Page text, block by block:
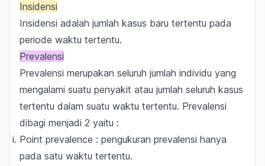
Insidensi
Insidensi adalah jumlah kasus baru tertentu pada
periode waktu tertentu.
Prevalensi
Prevalensi merupakan seluruh jumlah individu yang
mengalami suatu penyakit atau jumlah seluruh kasus
tertentu dalam suatu waktu tertentu. Prevalensi
dibagi menjadi 2 yaitu :
Point prevalence : pengukuran prevalensi hanya
pada satu waktu tertentu.